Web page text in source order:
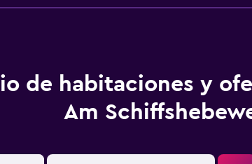
de habitaciones y
Am